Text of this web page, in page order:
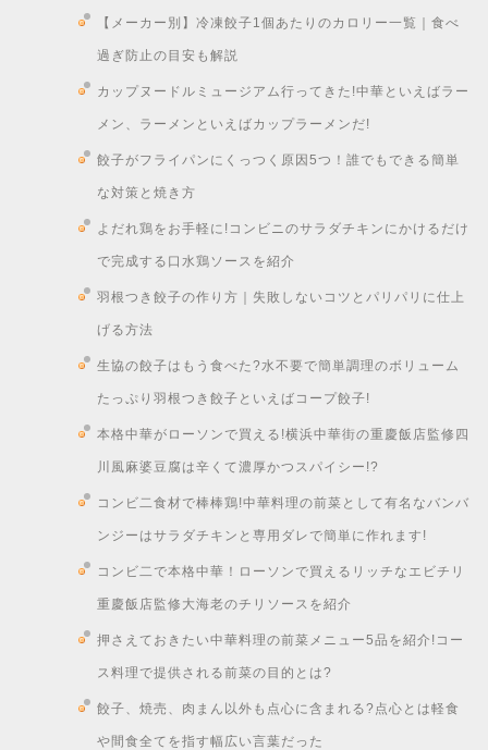
【メーカー別】冷凍餃子1個あたりのカロリー一覧｜食べ
過ぎ防止の目安も解説
カップヌードルミュージアム行ってきた!中華といえばラー
メン、ラーメンといえばカップラーメンだ!
餃子がフライパンにくっつく原因5つ！誰でもできる簡単
な対策と焼き方
よだれ鶏をお手軽に!コンビニのサラダチキンにかけるだけ
で完成する口水鶏ソースを紹介
羽根つき餃子の作り方｜失敗しないコツとパリパリに仕上
げる方法
生協の餃子はもう食べた?水不要で簡単調理のボリューム
たっぷり羽根つき餃子といえばコープ餃子!
本格中華がローソンで買える!横浜中華街の重慶飯店監修四
川風麻婆豆腐は辛くて濃厚かつスパイシー!?
コンビ二食材で棒棒鶏!中華料理の前菜として有名なバンバ
ンジーはサラダチキンと専用ダレで簡単に作れます!
コンビ二で本格中華！ローソンで買えるリッチなエビチリ
重慶飯店監修大海老のチリソースを紹介
押さえておきたい中華料理の前菜メニュー5品を紹介!コー
ス料理で提供される前菜の目的とは?
餃子、焼売、肉まん以外も点心に含まれる?点心とは軽食
や間食全てを指す幅広い言葉だった